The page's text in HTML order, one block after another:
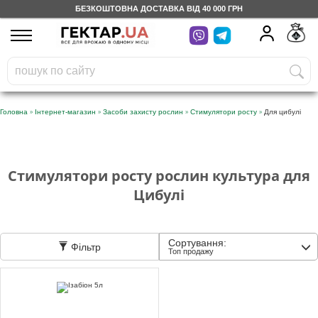
БЕЗКОШТОВНА ДОСТАВКА ВІД 40 000 ГРН
UA
На вашому
бонусному рахунку
грн
Безкоштовно по Україні
Категорії
Доставка
Головна » Інтернет-магазин » Засоби захисту рослин » Стимулятори росту » Для цибулі
Стимулятори росту рослин культура для
Цибулі
Фільтр Сортування:
Топ продажу